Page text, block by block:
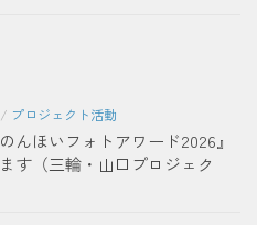
/ プロジェクト活動
んほいフォトアワード2026』
す（三輪・山口プロジェク